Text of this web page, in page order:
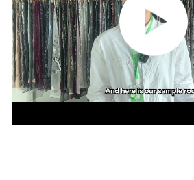
見
積
依
頼